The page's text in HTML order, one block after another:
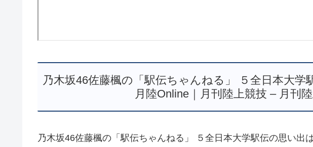
乃木坂46佐藤楓の「駅伝ちゃんねる」 ５全日本大学
月陸Online｜月刊陸上競技 – 月刊
乃木坂46佐藤楓の「駅伝ちゃんねる」 ５全日本大学駅伝の思い出